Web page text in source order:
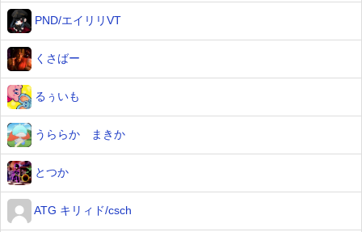
PND/エイリリVT
くさばー
るぅいも
うららか まきか
とつか
ATG キリィド/csch